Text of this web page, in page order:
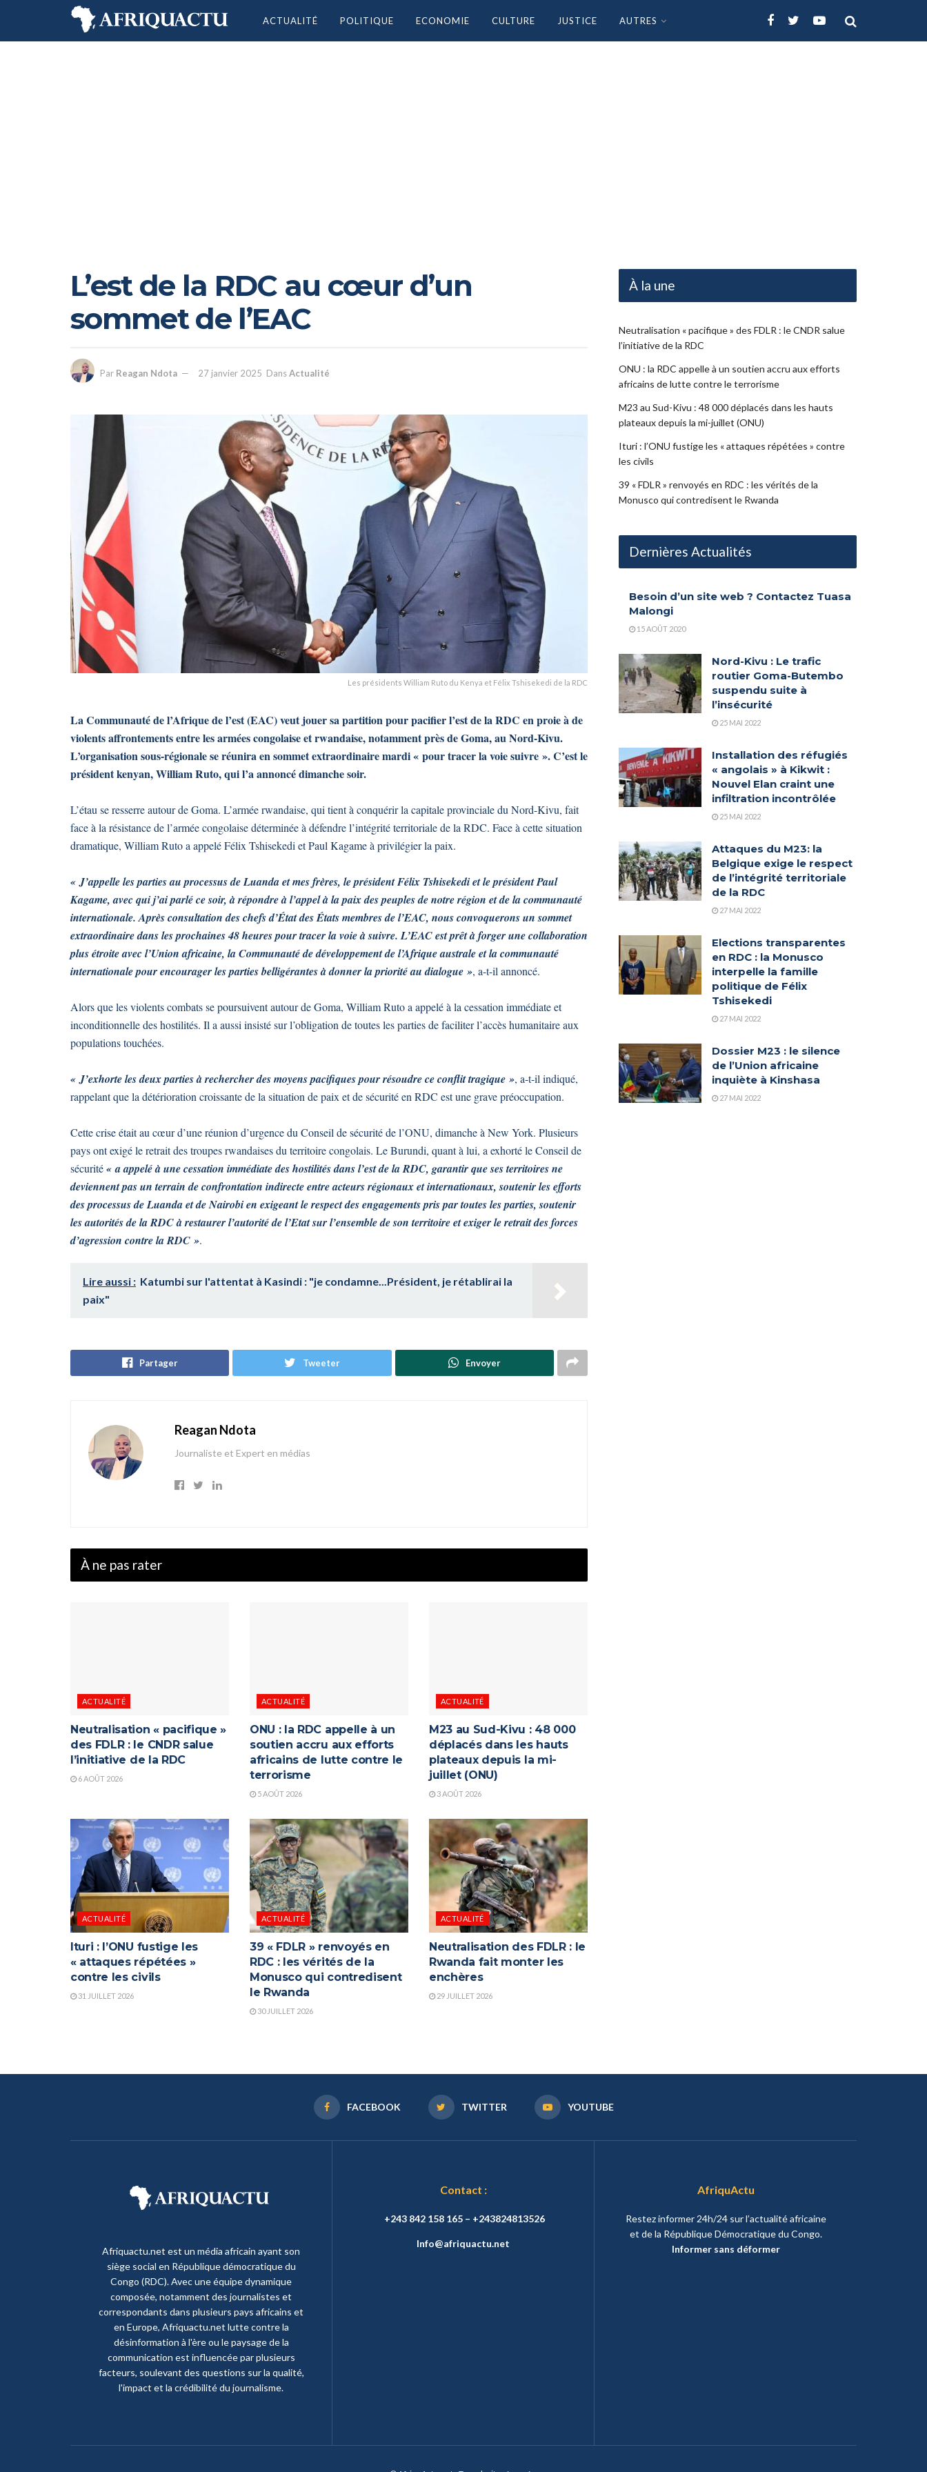
ACTUALITÉ POLITIQUE ECONOMIE CULTURE JUSTICE AUTRES
L’est de la RDC au cœur d’un
sommet de l’EAC
Par Reagan Ndota 27 janvier 2025 DansActualité
Les présidents William Ruto du Kenya et Félix Tshisekedi de la RDC
La Communauté de l’Afrique de l’est (EAC) veut jouer sa partition pour pacifier l’est de la RDC en proie à de
violents affrontements entre les armées congolaise et rwandaise, notamment près de Goma, au Nord-Kivu.
L’organisation sous-régionale se réunira en sommet extraordinaire mardi « pour tracer la voie suivre ». C’est le
président kenyan, William Ruto, qui l’a annoncé dimanche soir.
L’étau se resserre autour de Goma. L’armée rwandaise, qui tient à conquérir la capitale provinciale du Nord-Kivu, fait
face à la résistance de l’armée congolaise déterminée à défendre l’intégrité territoriale de la RDC. Face à cette situation
dramatique, William Ruto a appelé Félix Tshisekedi et Paul Kagame à privilégier la paix.
« J’appelle les parties au processus de Luanda et mes frères, le président Félix Tshisekedi et le président Paul
Kagame, avec qui j’ai parlé ce soir, à répondre à l’appel à la paix des peuples de notre région et de la communauté
internationale. Après consultation des chefs d’État des États membres de l’EAC, nous convoquerons un sommet
extraordinaire dans les prochaines 48 heures pour tracer la voie à suivre. L’EAC est prêt à forger une collaboration
plus étroite avec l’Union africaine, la Communauté de développement de l’Afrique australe et la communauté
internationale pour encourager les parties belligérantes à donner la priorité au dialogue », a-t-il annoncé.
Alors que les violents combats se poursuivent autour de Goma, William Ruto a appelé à la cessation immédiate et
inconditionnelle des hostilités. Il a aussi insisté sur l’obligation de toutes les parties de faciliter l’accès humanitaire aux
populations touchées.
« J’exhorte les deux parties à rechercher des moyens pacifiques pour résoudre ce conflit tragique », a-t-il indiqué,
rappelant que la détérioration croissante de la situation de paix et de sécurité en RDC est une grave préoccupation.
Cette crise était au cœur d’une réunion d’urgence du Conseil de sécurité de l’ONU, dimanche à New York. Plusieurs
pays ont exigé le retrait des troupes rwandaises du territoire congolais. Le Burundi, quant à lui, a exhorté le Conseil de
sécurité« a appelé à une cessation immédiate des hostilités dans l’est de la RDC, garantir que ses territoires ne
deviennent pas un terrain de confrontation indirecte entre acteurs régionaux et internationaux, soutenir les efforts
des processus de Luanda et de Nairobi en exigeant le respect des engagements pris par toutes les parties, soutenir
les autorités de la RDC à restaurer l’autorité de l’Etat sur l’ensemble de son territoire et exiger le retrait des forces
d’agression contre la RDC ».
Lire aussi : Katumbi sur l'attentat à Kasindi : "je condamne...Président, je rétablirai la
paix"
Partager Tweeter Envoyer
Reagan Ndota
Journaliste et Expert en médias
À ne pas rater
ACTUALITÉ
Neutralisation « pacifique »
des FDLR : le CNDR salue
l’initiative de la RDC
6 AOÛT 2026
ACTUALITÉ
ONU : la RDC appelle à un
soutien accru aux efforts
africains de lutte contre le
terrorisme
5 AOÛT 2026
ACTUALITÉ
M23 au Sud-Kivu : 48 000
déplacés dans les hauts
plateaux depuis la mi-
juillet (ONU)
3 AOÛT 2026
ACTUALITÉ
Ituri : l’ONU fustige les
« attaques répétées »
contre les civils
31 JUILLET 2026
ACTUALITÉ
39 « FDLR » renvoyés en
RDC : les vérités de la
Monusco qui contredisent
le Rwanda
30 JUILLET 2026
ACTUALITÉ
Neutralisation des FDLR : le
Rwanda fait monter les
enchères
29 JUILLET 2026
À la une
Neutralisation « pacifique » des FDLR : le CNDR salue
l’initiative de la RDC
ONU : la RDC appelle à un soutien accru aux efforts
africains de lutte contre le terrorisme
M23 au Sud-Kivu : 48 000 déplacés dans les hauts
plateaux depuis la mi-juillet (ONU)
Ituri : l’ONU fustige les « attaques répétées » contre
les civils
39 « FDLR » renvoyés en RDC : les vérités de la
Monusco qui contredisent le Rwanda
Dernières Actualités
Besoin d’un site web ? Contactez Tuasa
Malongi
15 AOÛT 2020
Nord-Kivu : Le trafic
routier Goma-Butembo
suspendu suite à
l’insécurité
25 MAI 2022
Installation des réfugiés
« angolais » à Kikwit :
Nouvel Elan craint une
infiltration incontrôlée
25 MAI 2022
Attaques du M23: la
Belgique exige le respect
de l’intégrité territoriale
de la RDC
27 MAI 2022
Elections transparentes
en RDC : la Monusco
interpelle la famille
politique de Félix
Tshisekedi
27 MAI 2022
Dossier M23 : le silence
de l’Union africaine
inquiète à Kinshasa
27 MAI 2022
FACEBOOK TWITTER YOUTUBE
Afriquactu.net est un média africain ayant son
siège social en République démocratique du
Congo (RDC). Avec une équipe dynamique
composée, notamment des journalistes et
correspondants dans plusieurs pays africains et
en Europe, Afriquactu.net lutte contre la
désinformation à l'ère ou le paysage de la
communication est influencée par plusieurs
facteurs, soulevant des questions sur la qualité,
l'impact et la crédibilité du journalisme.
Contact :
+243 842 158 165 – +243824813526
Info@afriquactu.net
AfriquActu
Restez informer 24h/24 sur l’actualité africaine
et de la République Démocratique du Congo.
Informer sans déformer